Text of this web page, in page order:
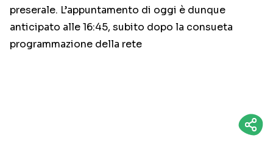
preserale. L’appuntamento di oggi è dunque
anticipato alle 16:45, subito dopo la consueta
programmazione della rete